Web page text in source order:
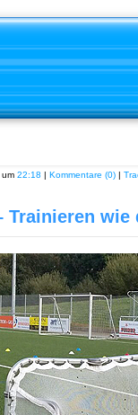
um 22:18 | Kommentare (0) |
Trainieren wie